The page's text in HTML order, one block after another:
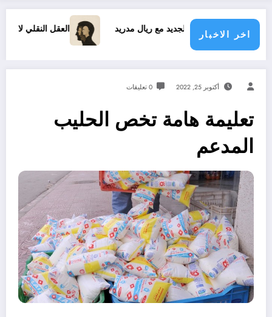
اخر الاخبار
فينيسيوس الجديد مع ريال مدريد العقل النقلي لا يبدع حتى
أكتوبر 25, 2022 0 تعليقات
تعليمة هامة تخص الحليب
المدعم